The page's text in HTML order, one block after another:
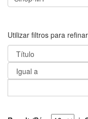
Utilizar filtros para